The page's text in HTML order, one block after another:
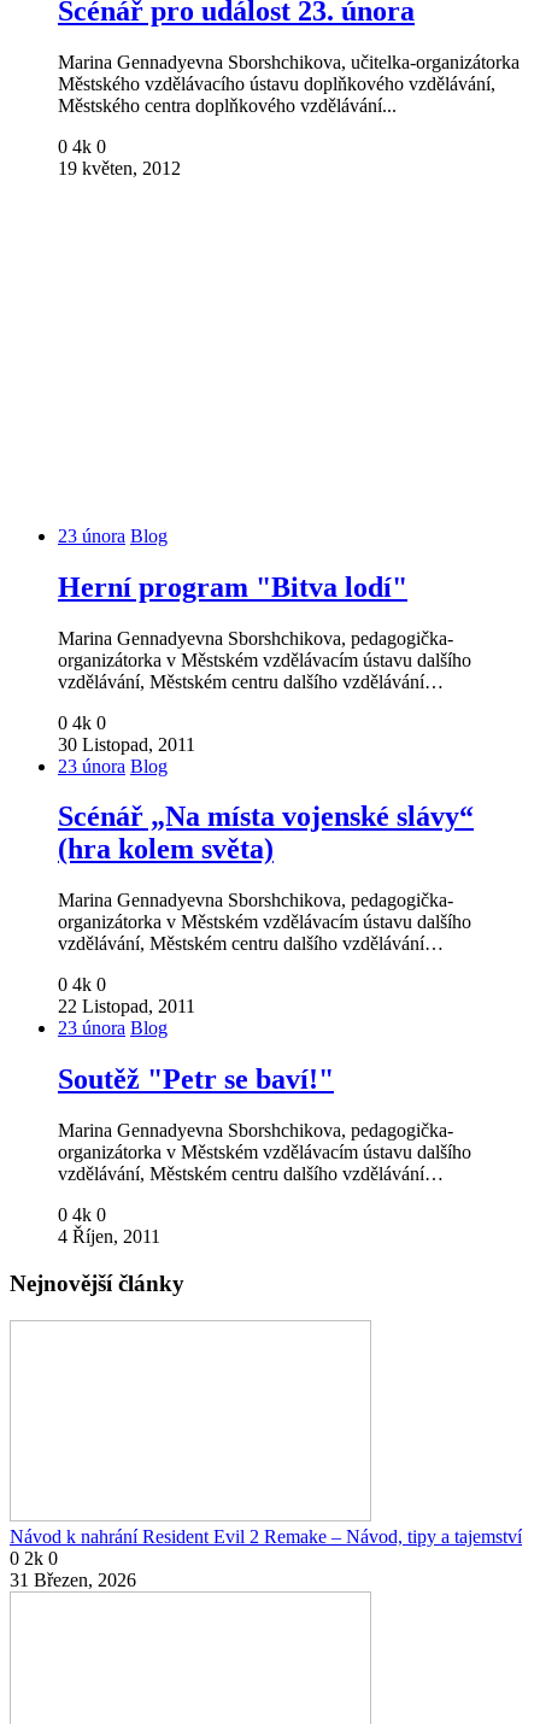
Scénář pro událost 23. února
Marina Gennadyevna Sborshchikova, učitelka-organizátorka
Městského vzdělávacího ústavu doplňkového vzdělávání,
Městského centra doplňkového vzdělávání...
0 4k 0
19 květen, 2012
23 února Blog
Herní program "Bitva lodí"
Marina Gennadyevna Sborshchikova, pedagogička-
organizátorka v Městském vzdělávacím ústavu dalšího
vzdělávání, Městském centru dalšího vzdělávání…
0 4k 0
30 Listopad, 2011
23 února Blog
Scénář „Na místa vojenské slávy“
(hra kolem světa)
Marina Gennadyevna Sborshchikova, pedagogička-
organizátorka v Městském vzdělávacím ústavu dalšího
vzdělávání, Městském centru dalšího vzdělávání…
0 4k 0
22 Listopad, 2011
23 února Blog
Soutěž "Petr se baví!"
Marina Gennadyevna Sborshchikova, pedagogička-
organizátorka v Městském vzdělávacím ústavu dalšího
vzdělávání, Městském centru dalšího vzdělávání…
0 4k 0
4 Říjen, 2011
Nejnovější články
Návod k nahrání Resident Evil 2 Remake – Návod, tipy a tajemství
0 2k 0
31 Březen, 2026